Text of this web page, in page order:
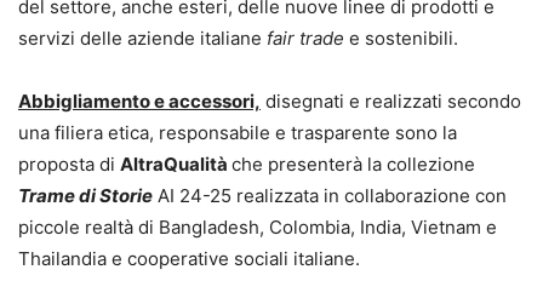
del settore, anche esteri, delle nuove linee di prodotti e
servizi delle aziende italiane fair trade e sostenibili.
Abbigliamento e accessori, disegnati e realizzati secondo
una filiera etica, responsabile e trasparente sono la
proposta di AltraQualità che presenterà la collezione
Trame di Storie AI 24-25 realizzata in collaborazione con
piccole realtà di Bangladesh, Colombia, India, Vietnam e
Thailandia e cooperative sociali italiane.